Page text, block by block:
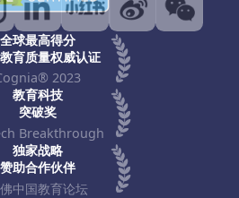
全球最高得分
育质量权威认证
2023
教育科技
突破奖
Breakthrough
独家战略
赞助合作伙伴
中国教育论坛